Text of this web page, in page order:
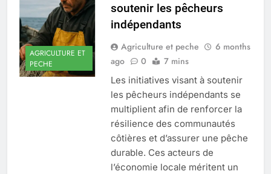
AGRICULTURE ET
PECHE
soutenir les pêcheurs
indépendants
Agriculture et peche
6 months
ago
0 7 mins
Les initiatives visant à soutenir
les pêcheurs indépendants se
multiplient afin de renforcer la
résilience des communautés
côtières et d’assurer une pêche
durable. Ces acteurs de
l’économie locale méritent un